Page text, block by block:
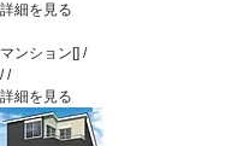
詳細を見る
マンション [] /
//
詳細を見る